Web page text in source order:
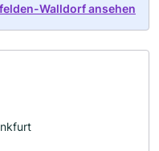
Walldorf ansehen